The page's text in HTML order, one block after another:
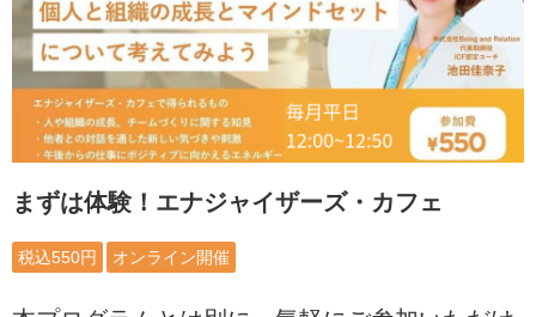
まずは体験！エナジャイザーズ・カフェ
税込550円 オンライン開催